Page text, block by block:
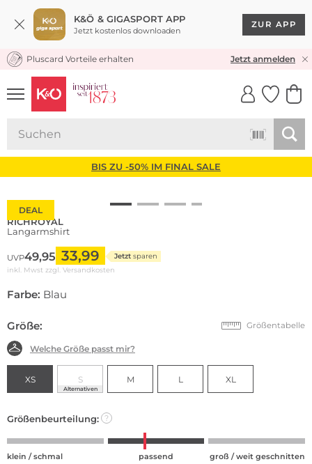
K&Ö & GIGASPORT APP
Jetzt kostenlos downloaden
ZUR APP
KOSTENLOSER VERSAND* & RÜCKVERSAND
Pluscard Vorteile erhalten Jetzt anmelden
UNSERE APP
CLICK &
BIS ZU -50% IM FINAL SALE
DEAL
RICHROYAL
Langarmshirt
UVP49,95 33,99 Jetzt sparen
inkl. Mwst zzgl. Versandkosten
Farbe: Blau
Größe: Größentabelle
Welche Größe passt mir?
XS S
Alternativen
M L XL
Größenbeurteilung: ?
klein / schmal
passend groß / weit geschnitten